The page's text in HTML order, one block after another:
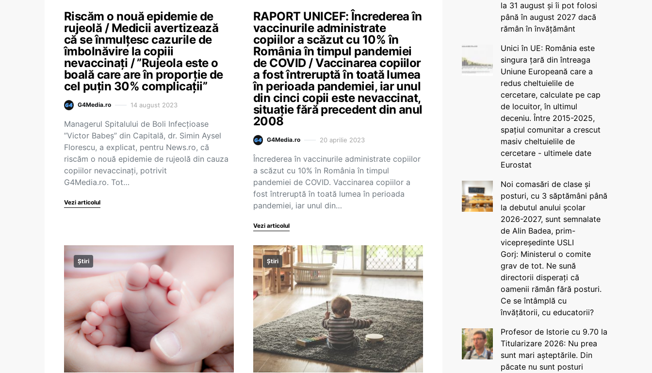
Riscăm o nouă epidemie de
rujeolă / Medicii avertizează
că se înmulțesc cazurile de
îmbolnăvire la copiii
nevaccinați / ”Rujeola este o
boală care are în proporţie de
cel puţin 30% complicaţii”
G4Media.ro 14 august 2023
Managerul Spitalului de Boli Infecţioase
”Victor Babeş” din Capitală, dr. Simin Aysel
Florescu, a explicat, pentru News.ro, că
riscăm o nouă epidemie de rujeolă din cauza
copiilor nevaccinați, potrivit
G4Media.ro. Tot…
Vezi articolul
RAPORT UNICEF: Încrederea în
vaccinurile administrate
copiilor a scăzut cu 10% în
România în timpul pandemiei
de COVID / Vaccinarea copiilor
a fost întreruptă în toată lumea
în perioada pandemiei, iar unul
din cinci copii este nevaccinat,
situație fără precedent din anul
2008
G4Media.ro 20 aprilie 2023
Încrederea în vaccinurile administrate copiilor
a scăzut cu 10% în România în timpul
pandemiei de COVID. Vaccinarea copiilor a
fost întreruptă în toată lumea în perioada
pandemiei, iar unul din…
Vezi articolul
Știri Știri
la 31 august și îi pot folosi
până în august 2027 dacă
rămân în învățământ
Unici în UE: România este
singura țară din întreaga
Uniune Europeană care a
redus cheltuielile de
cercetare, calculate pe cap
de locuitor, în ultimul
deceniu. Între 2015-2025,
spațiul comunitar a crescut
masiv cheltuielile de
cercetare - ultimele date
Eurostat
Noi comasări de clase și
posturi, cu 3 săptămâni până
la debutul anului școlar
2026-2027, sunt semnalate
de Alin Badea, prim-
vicepreședinte USLI
Gorj: Ministerul o comite
grav de tot. Ne sună
directorii disperați că
oamenii rămân fără posturi.
Ce se întâmplă cu
învățătorii, cu educatorii?
Profesor de Istorie cu 9.70 la
Titularizare 2026: Nu prea
sunt mari așteptările. Din
păcate nu sunt posturi